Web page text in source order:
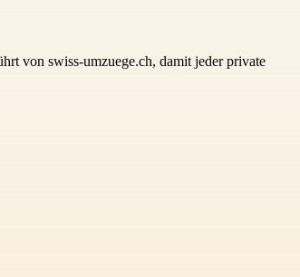
von swiss-umzuege.ch, damit jeder private